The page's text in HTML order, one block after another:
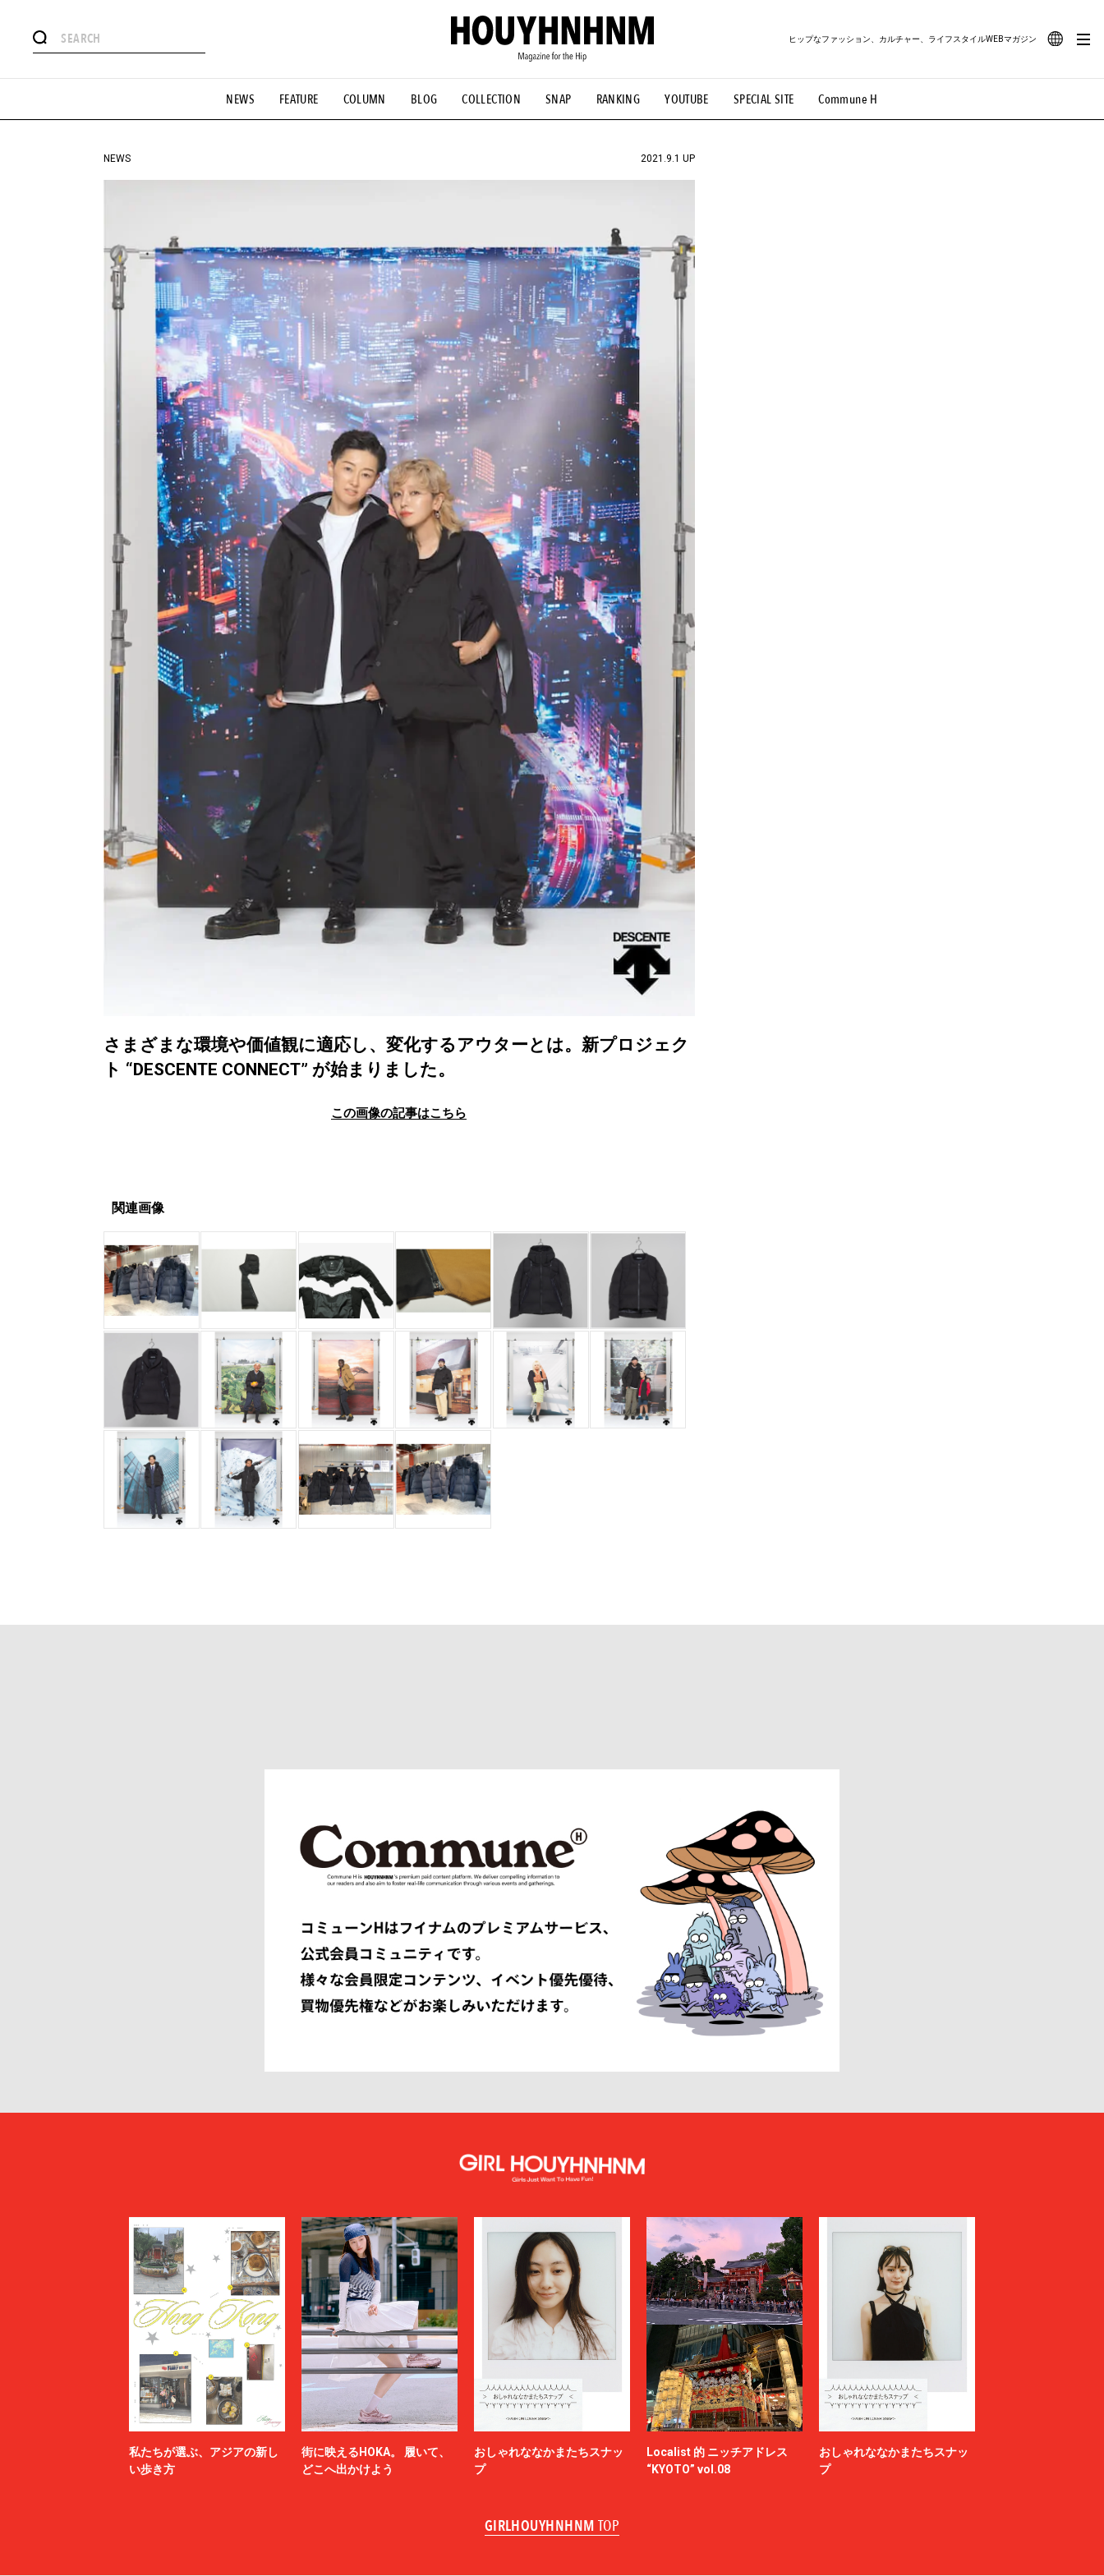
NEWS FEATURE COLUMN BLOG COLLECTION SNAP RANKING YOUTUBE SPECIAL SITE Commune H
ヒップなファッション、カルチャー、ライフスタイルWEBマガジン
#憧れの逸品 #ESSENTIAL DESIGNS #古着サミット #NEW VINTAGE #マイナーグッド図鑑 #路地裏てぃーん。 #MONTHLY JOURNAL
#GH 銘品の所以 #フイナムのYouTube #Commune H #FOCUS IT #AH.H #ととけん #FASHION #MUSIC #MOVIE #LIFESTYLE #SNEAKER #OUTDOOR
#HANDSOME HANDBOOK
NEWS 2021.9.1 UP
さまざまな環境や価値観に適応し、変化するアウターとは。新プロジェク
ト “DESCENTE CONNECT” が始まりました。
この画像の記事はこちら
関連画像
私たちが選ぶ、アジアの新し
い歩き方
街に映えるHOKA。 履いて、
どこへ出かけよう
おしゃれななかまたちスナッ
プ
Localist 的 ニッチアドレス
“KYOTO” vol.08
おしゃれななかまたちスナッ
プ
GIRLHOUYHNHNM TOP